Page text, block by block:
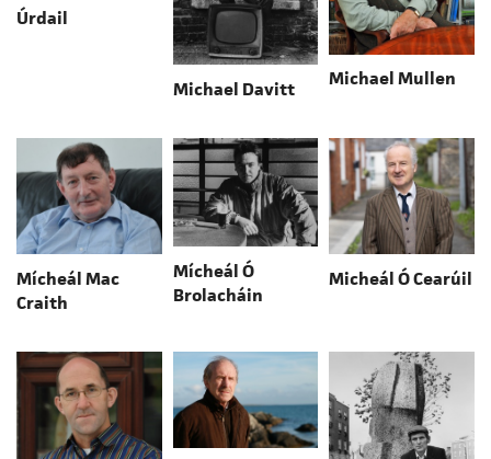
Úrdail
Michael Davitt Michael Mullen
Mícheál Mac
Craith
Mícheál Ó
Brolacháin
Micheál Ó Cearúil